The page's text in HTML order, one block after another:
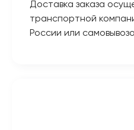
Доставка заказа
транспортной
России или